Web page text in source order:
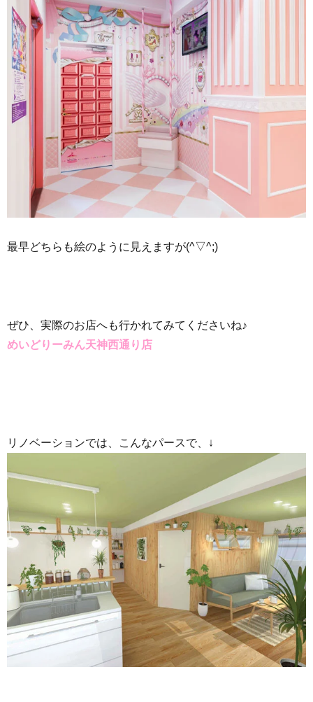
最早どちらも絵のように見えますが(^▽^;)
ぜひ、実際のお店へも行かれてみてくださいね♪
めいどりーみん天神西通り店
リノベーションでは、こんなパースで、↓